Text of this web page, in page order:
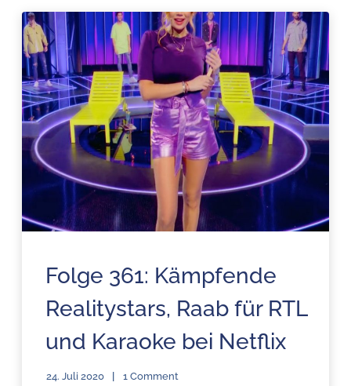
Folge 361: Kämpfende
Realitystars, Raab für RTL
und Karaoke bei Netflix
24. Juli 2020 1 Comment